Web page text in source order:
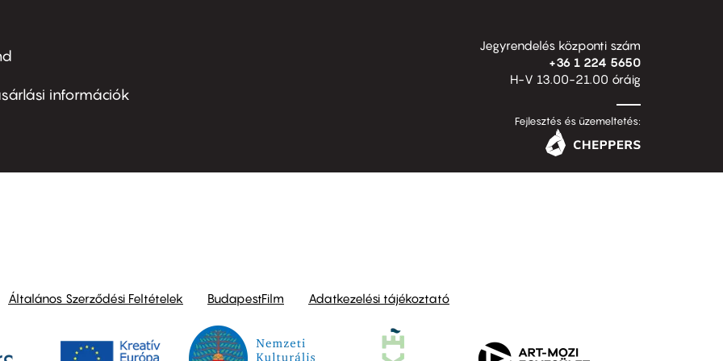
információk
Jegyrendelés központi szám
+36 1 224 5650
H-V 13.00-21.00 óráig
Fejlesztés és üzemeltetés:
Általános Szerződési Feltételek BudapestFilm Adatkezelési tájékoztató